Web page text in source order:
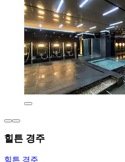
힐튼 경주
힐튼 경주